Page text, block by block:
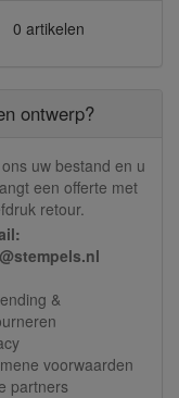
0 artikelen
ontwerp?
uw bestand en u
een offerte met
retour.
&
voorwaarden
partners